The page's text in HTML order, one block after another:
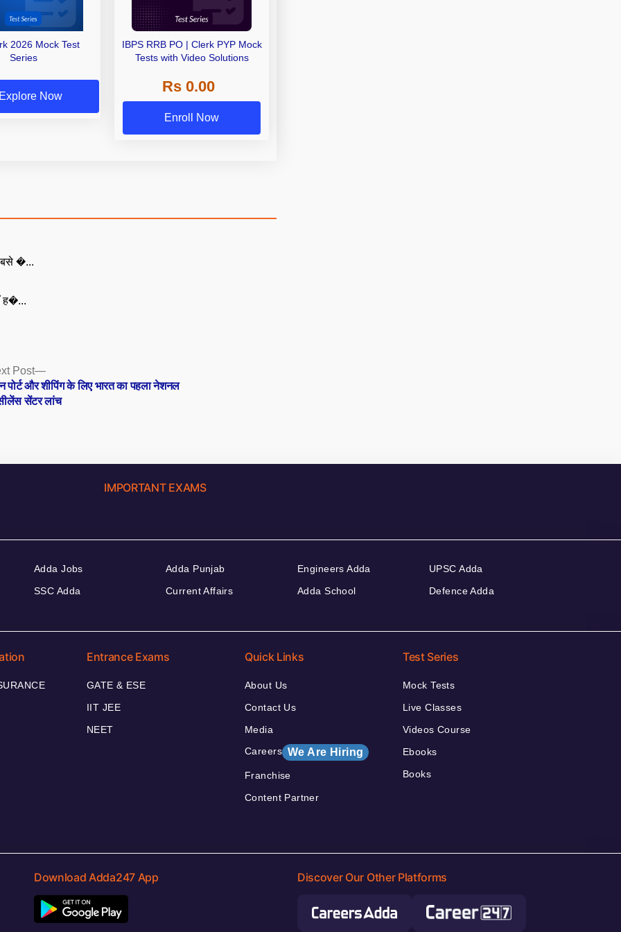
2026 Mock Test
Series
Explore Now
IBPS RRB PO | Clerk PYP Mock
Tests with Video Solutions
Rs 0.00
Enroll Now
�...
ह�...
Post
Next
post:
पोर्ट और शीपिंग के लिए भारत का पहला नेशनल
सेंटर लांच
IMPORTANT EXAMS
Adda Jobs
SSC Adda
Adda Punjab
Current Affairs
Engineers Adda
Adda School
UPSC Adda
Defence Adda
Entrance Exams
GATE & ESE
IIT JEE
NEET
Quick Links
About Us
Contact Us
Media
Careers We Are Hiring
Franchise
Content Partner
Test Series
Mock Tests
Live Classes
Videos Course
Ebooks
Books
Download Adda247 App Discover Our Other Platforms